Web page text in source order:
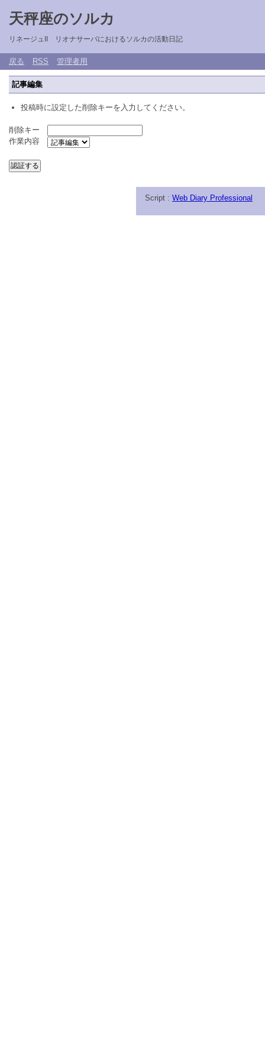
天秤座のソルカ
リネージュII リオナサーバにおけるソルカの活動日記
戻る RSS 管理者用
記事編集
投稿時に設定した削除キーを入力してください。
削除キー
作業内容
Script : Web Diary Professional